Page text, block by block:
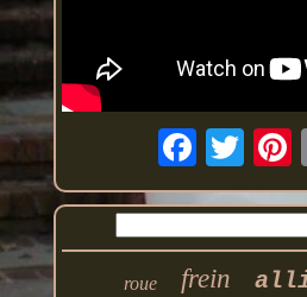
roue frein